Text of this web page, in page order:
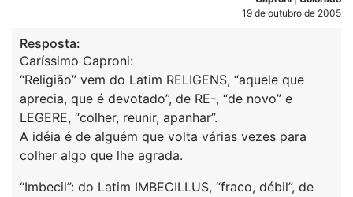
19 de outubro de 2005
Resposta:
Caríssimo Caproni:
“Religião” vem do Latim RELIGENS, “aquele que
aprecia, que é devotado”, de RE-, “de novo” e
LEGERE, “colher, reunir, apanhar”.
A idéia é de alguém que volta várias vezes para
colher algo que lhe agrada.
“Imbecil”: do Latim IMBECILLUS, “fraco, débil”, de